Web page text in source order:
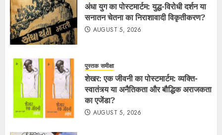
अंधा युग का पोस्टमार्टम: युद्ध-विरोधी दर्शन या
सनातन चेतना का निराशावादी विकृतीकरण?
AUGUST 5, 2026
पुस्तक समीक्षा
शेखर: एक जीवनी का पोस्टमार्टम: व्यक्ति-
स्वातंत्र्य या अनैतिकता और बौद्धिक अराजकता
का एजेंडा?
AUGUST 5, 2026